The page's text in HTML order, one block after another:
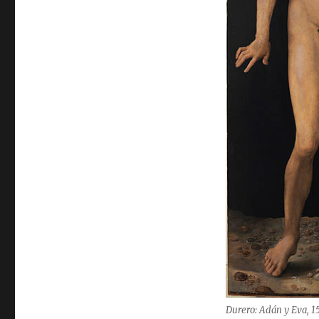
Durero: Adán y Eva,